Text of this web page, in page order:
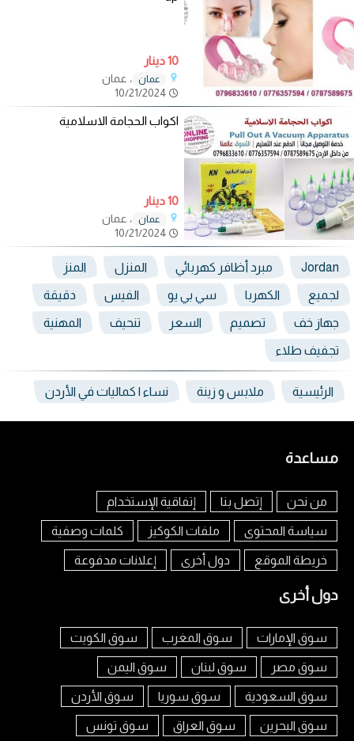
10 دينار
عمان ، عمان
اكواب الحجامة الاسلامية
10 دينار
عمان ، عمان
Jordan مبرد أظافر كهربائي المنزل المنز
لجميع الكهربا سي بي يو الفيس دقيقة
جهاز خف تصميم السعر تنحيف المهنية
تجفيف طلاء
الرئيسية ملابس و زينة نساء | كماليات في الأردن
مساعدة
من نحن إتصل بنا إتفاقية الإستخدام
سياسة المحتوى ملفات الكوكيز كلمات وصفية
خريطة الموقع دول أخرى إعلانات مدفوعة
دول أخرى
سوق الإمارات سوق المغرب سوق الكويت
سوق مصر سوق لبنان سوق اليمن
سوق السعودية سوق سوريا سوق الأردن
سوق البحرين سوق العراق سوق تونس